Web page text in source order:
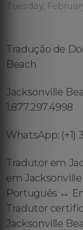
Tuesday,
Tradução de
Beach
Jacksonville
1.877.297.4998
WhatsApp: (+1)
Tradutor em
em
Português ↔️
Tradutor
Jacksonville